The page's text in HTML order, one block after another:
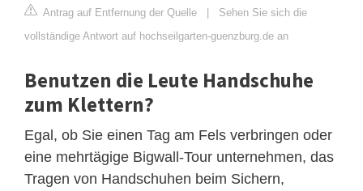
Antrag auf Entfernung der Quelle
Sehen Sie sich die
vollständige Antwort auf hochseilgarten-guenzburg.de an
Benutzen die Leute Handschuhe
zum Klettern?
Egal, ob Sie einen Tag am Fels verbringen oder
eine mehrtägige Bigwall-Tour unternehmen, das
Tragen von Handschuhen beim Sichern,